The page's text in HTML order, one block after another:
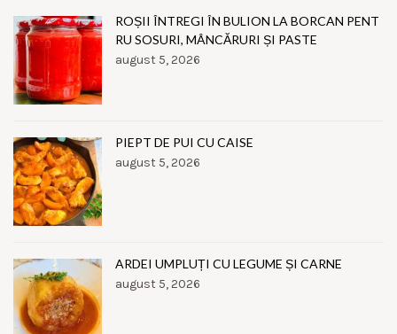
ROȘII ÎNTREGI ÎN BULION LA BORCAN PENT
RU SOSURI, MÂNCĂRURI ȘI PASTE
august 5, 2026
PIEPT DE PUI CU CAISE
august 5, 2026
ARDEI UMPLUȚI CU LEGUME ȘI CARNE
august 5, 2026